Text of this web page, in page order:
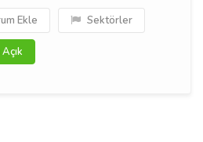
Ekle Sektörler